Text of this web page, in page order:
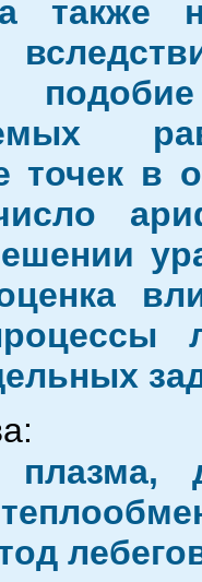
также
точек в
плазма,